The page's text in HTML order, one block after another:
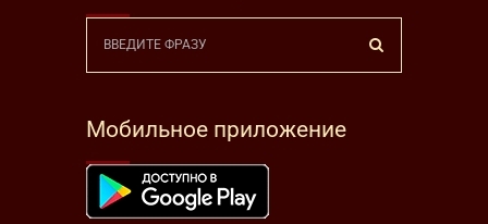
Мобильное приложение